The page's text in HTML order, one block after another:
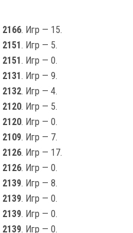
2166. Игр — 15.
2151. Игр — 5.
2151. Игр — 0.
2131. Игр — 9.
2132. Игр — 4.
2120. Игр — 5.
2120. Игр — 0.
2109. Игр — 7.
2126. Игр — 17.
2126. Игр — 0.
2139. Игр — 8.
2139. Игр — 0.
2139. Игр — 0.
2139. Игр — 0.